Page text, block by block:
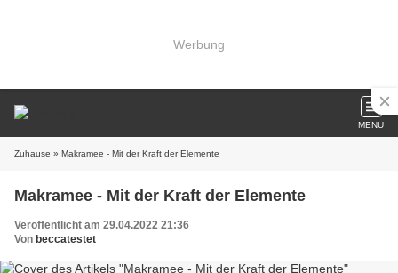
Werbung
MENU
Zuhause » Makramee - Mit der Kraft der Elemente
Makramee - Mit der Kraft der Elemente
Veröffentlicht am 29.04.2022 21:36
Von beccatestet